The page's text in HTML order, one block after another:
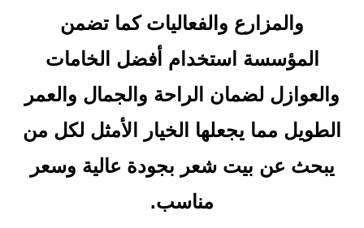
والمزارع والفعاليات كما تضمن
المؤسسة استخدام أفضل الخامات
والعوازل لضمان الراحة والجمال والعمر
الطويل مما يجعلها الخيار الأمثل لكل من
يبحث عن بيت شعر بجودة عالية وسعر
مناسب.